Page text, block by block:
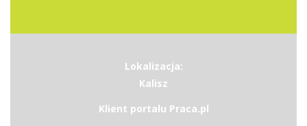
Lokalizacja:
Kalisz
Klient portalu Praca.pl